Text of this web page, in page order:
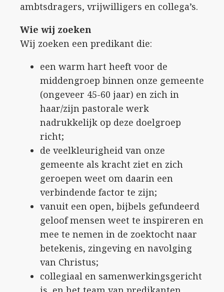
ambtsdragers, vrijwilligers en collega’s.
Wie wij zoeken
Wij zoeken een predikant die:
een warm hart heeft voor de
middengroep binnen onze gemeente
(ongeveer 45-60 jaar) en zich in
haar/zijn pastorale werk
nadrukkelijk op deze doelgroep
richt;
de veelkleurigheid van onze
gemeente als kracht ziet en zich
geroepen weet om daarin een
verbindende factor te zijn;
vanuit een open, bijbels gefundeerd
geloof mensen weet te inspireren en
mee te nemen in de zoektocht naar
betekenis, zingeving en navolging
van Christus;
collegiaal en samenwerkingsgericht